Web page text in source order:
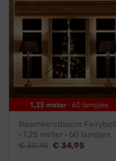
Raamkerstboom Fairybell
· 1,25 meter · 60 lampjes
€38,45 Oorspronkelijke
€ 34,95